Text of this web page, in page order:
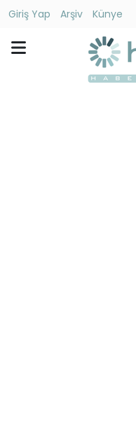
Giriş Yap Arşiv
Künye